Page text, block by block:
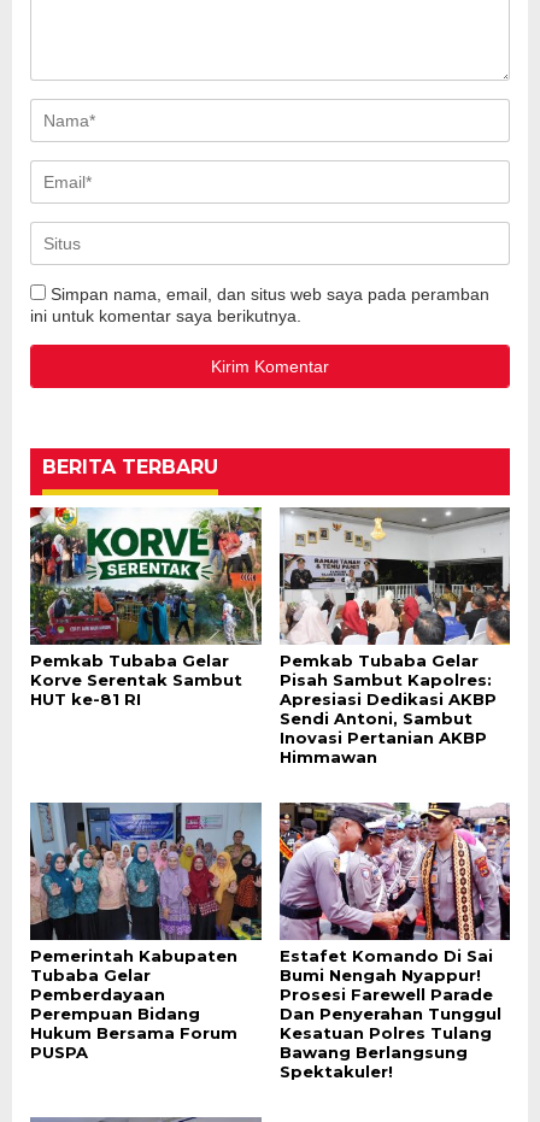
Simpan nama, email, dan situs web saya pada peramban
ini untuk komentar saya berikutnya.
BERITA TERBARU
Pemkab Tubaba Gelar
Korve Serentak Sambut
HUT ke-81 RI
Pemkab Tubaba Gelar
Pisah Sambut Kapolres:
Apresiasi Dedikasi AKBP
Sendi Antoni, Sambut
Inovasi Pertanian AKBP
Himmawan
Pemerintah Kabupaten
Tubaba Gelar
Pemberdayaan
Perempuan Bidang
Hukum Bersama Forum
PUSPA
Estafet Komando Di Sai
Bumi Nengah Nyappur!
Prosesi Farewell Parade
Dan Penyerahan Tunggul
Kesatuan Polres Tulang
Bawang Berlangsung
Spektakuler!